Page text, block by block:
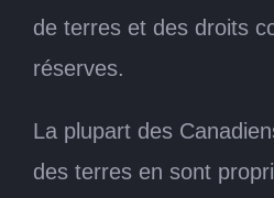
de terres et des droits
réserves.
La plupart des
des terres en sont